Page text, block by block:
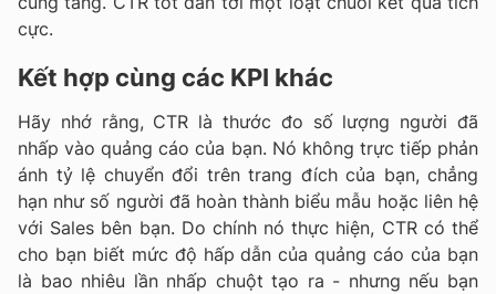
cực.
Kết hợp cùng các KPI khác
Hãy nhớ rằng, CTR là thước đo số lượng người đã
nhấp vào quảng cáo của bạn. Nó không trực tiếp phản
ánh tỷ lệ chuyển đổi trên trang đích của bạn, chẳng
hạn như số người đã hoàn thành biểu mẫu hoặc liên hệ
với Sales bên bạn. Do chính nó thực hiện, CTR có thể
cho bạn biết mức độ hấp dẫn của quảng cáo của bạn
là bao nhiêu lần nhấp chuột tạo ra - nhưng nếu bạn